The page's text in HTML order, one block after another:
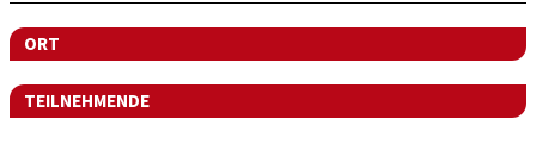
ORT
TEILNEHMENDE